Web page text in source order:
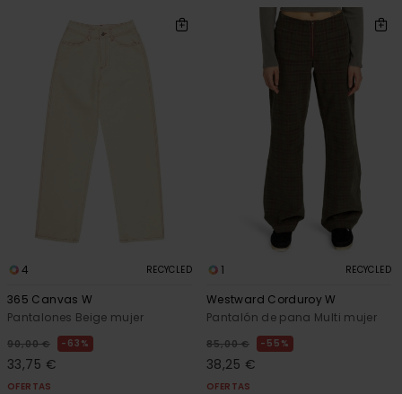
4 RECYCLED
365 Canvas W
Pantalones Beige mujer
90,00 € 63%
33,75 €
OFERTAS
1 RECYCLED
Westward Corduroy W
Pantalón de pana Multi mujer
85,00 € 55%
38,25 €
OFERTAS